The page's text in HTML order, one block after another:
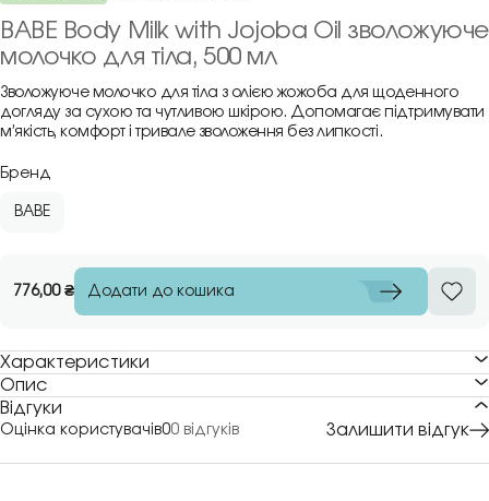
BABE Body Milk with Jojoba Oil зволожуюче
молочко для тіла, 500 мл
Зволожуюче молочко для тіла з олією жожоба для щоденного
догляду за сухою та чутливою шкірою. Допомагає підтримувати
м’якість, комфорт і тривале зволоження без липкості.
Бренд
BABE
776,00₴ Додати до кошика
Характеристики
Опис
Відгуки
Оцінка користувачів00 відгуків Залишити відгук